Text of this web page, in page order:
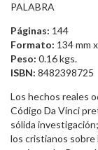
PALABRA
Páginas: 144
Formato: 134 mm
Peso: 0.16 kgs.
ISBN: 8482398725
Los hechos reales
Código Da Vinci
sólida
los cristianos sobre